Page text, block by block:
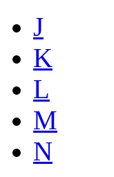
J
K
L
M
N